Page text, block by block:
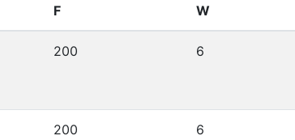
F
W
200 6
200 6